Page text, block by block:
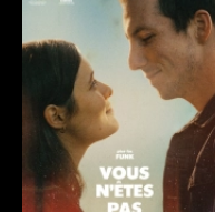
Caron-Guay Hubert
Carrier Louis-Georges
Carrière Marcel
Carthew KC
Castravelli Claude